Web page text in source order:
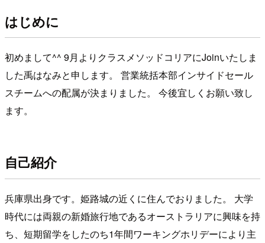
はじめに
初めまして^^ 9月よりクラスメソッドコリアにJoinいたしま
した禹はなみと申します。 営業統括本部インサイドセール
スチームへの配属が決まりました。 今後宜しくお願い致し
ます。
自己紹介
兵庫県出身です。姫路城の近くに住んでおりました。 大学
時代には両親の新婚旅行地であるオーストラリアに興味を持
ち、短期留学をしたのち1年間ワーキングホリデーにより主